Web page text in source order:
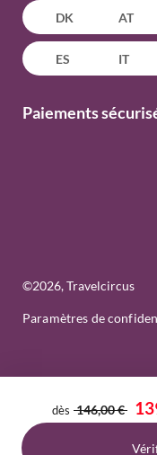
dès 146,00 €
DK AT
ES IT
Paiements
©2026, Travelcircus
Paramètres de